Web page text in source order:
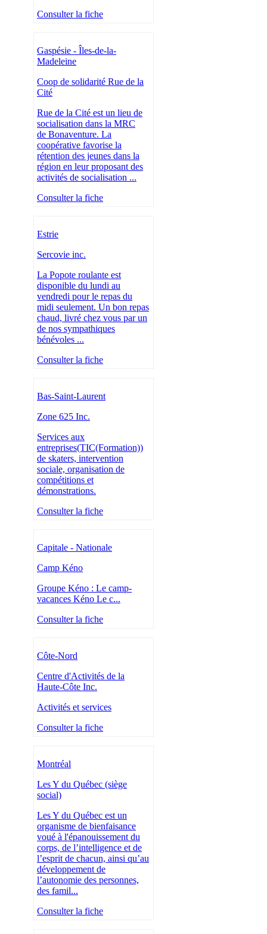
Consulter la fiche
Gaspésie - Îles-de-la-
Madeleine
Coop de solidarité Rue de la
Cité
Rue de la Cité est un lieu de
socialisation dans la MRC
de Bonaventure. La
coopérative favorise la
rétention des jeunes dans la
région en leur proposant des
activités de socialisation ...
Consulter la fiche
Estrie
Sercovie inc.
La Popote roulante est
disponible du lundi au
vendredi pour le repas du
midi seulement. Un bon repas
chaud, livré chez vous par un
de nos sympathiques
bénévoles ...
Consulter la fiche
Bas-Saint-Laurent
Zone 625 Inc.
Services aux
entreprises(TIC(Formation))
de skaters, intervention
sociale, organisation de
compétitions et
démonstrations.
Consulter la fiche
Capitale - Nationale
Camp Kéno
Groupe Kéno : Le camp-
vacances Kéno Le c...
Consulter la fiche
Côte-Nord
Centre d'Activités de la
Haute-Côte Inc.
Activités et services
Consulter la fiche
Montréal
Les Y du Québec (siège
social)
Les Y du Québec est un
organisme de bienfaisance
voué à l'épanouissement du
corps, de l’intelligence et de
l’esprit de chacun, ainsi qu’au
développement de
l’autonomie des personnes,
des famil...
Consulter la fiche